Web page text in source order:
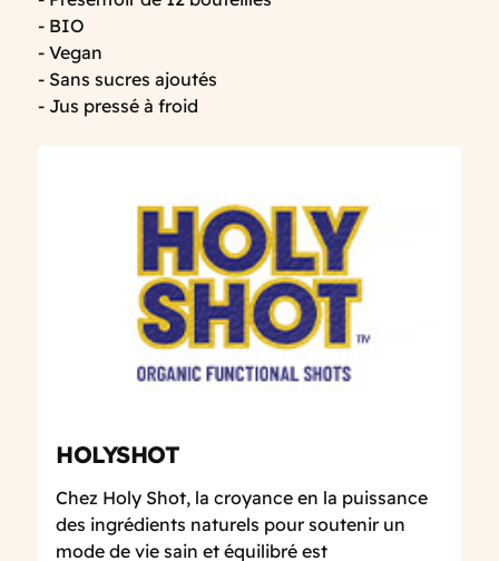
- BIO
- Vegan
- Sans sucres ajoutés
- Jus pressé à froid
HOLYSHOT
Chez Holy Shot, la croyance en la puissance
des ingrédients naturels pour soutenir un
mode de vie sain et équilibré est